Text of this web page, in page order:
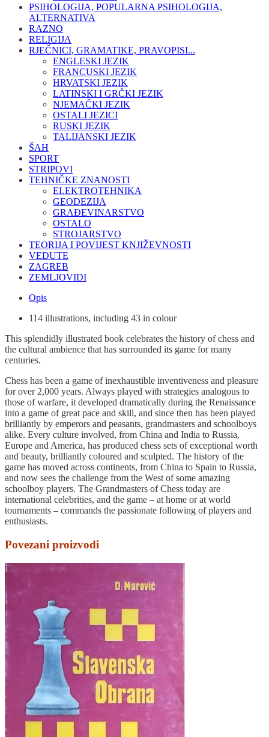
PSIHOLOGIJA, POPULARNA PSIHOLOGIJA,
ALTERNATIVA
RAZNO
RELIGIJA
RJEČNICI, GRAMATIKE, PRAVOPISI...
ENGLESKI JEZIK
FRANCUSKI JEZIK
HRVATSKI JEZIK
LATINSKI I GRČKI JEZIK
NJEMAČKI JEZIK
OSTALI JEZICI
RUSKI JEZIK
TALIJANSKI JEZIK
ŠAH
SPORT
STRIPOVI
TEHNIČKE ZNANOSTI
ELEKTROTEHNIKA
GEODEZIJA
GRAĐEVINARSTVO
OSTALO
STROJARSTVO
TEORIJA I POVIJEST KNJIŽEVNOSTI
VEDUTE
ZAGREB
ZEMLJOVIDI
Opis
114 illustrations, including 43 in colour
This splendidly illustrated book celebrates the history of chess and
the cultural ambience that has surrounded its game for many
centuries.
Chess has been a game of inexhaustible inventiveness and pleasure
for over 2,000 years. Always played with strategies analogous to
those of warfare, it developed dramatically during the Renaissance
into a game of great pace and skill, and since then has been played
brilliantly by emperors and peasants, grandmasters and schoolboys
alike. Every culture involved, from China and India to Russia,
Europe and America, has produced chess sets of exceptional worth
and beauty, brilliantly coloured and sculpted. The history of the
game has moved across continents, from China to Spain to Russia,
and now sees the challenge from the West of some amazing
schoolboy players. The Grandmasters of Chess today are
international celebrities, and the game – at home or at world
tournaments – commands the passionate following of players and
enthusiasts.
Povezani proizvodi